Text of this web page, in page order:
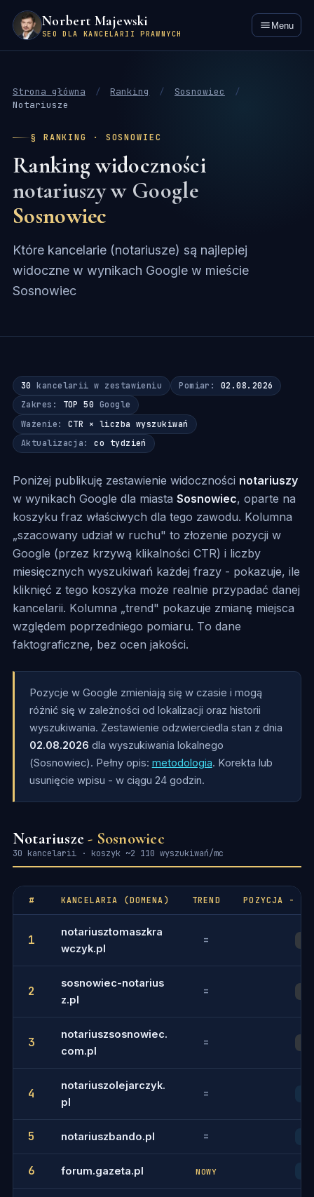
Norbert Majewski
SEO DLA KANCELARII PRAWNYCH
Menu
Strona główna / Ranking / Sosnowiec
/
Notariusze
§ RANKING · SOSNOWIEC
Ranking widoczności
notariuszy w Google
Sosnowiec
Które kancelarie (notariusze) są najlepiej
widoczne w wynikach Google w mieście
Sosnowiec
30 kancelarii w zestawieniu Pomiar: 02.08.2026
Zakres: TOP 50 Google
Ważenie: CTR × liczba wyszukiwań
Aktualizacja:co tydzień
Poniżej publikuję zestawienie widoczności notariuszy
w wynikach Google dla miasta Sosnowiec, oparte na
koszyku fraz właściwych dla tego zawodu. Kolumna
„szacowany udział w ruchu" to złożenie pozycji w
Google (przez krzywą klikalności CTR) i liczby
miesięcznych wyszukiwań każdej frazy - pokazuje, ile
kliknięć z tego koszyka może realnie przypadać danej
kancelarii. Kolumna „trend" pokazuje zmianę miejsca
względem poprzedniego pomiaru. To dane
faktograficzne, bez ocen jakości.
Pozycje w Google zmieniają się w czasie i mogą
różnić się w zależności od lokalizacji oraz historii
wyszukiwania. Zestawienie odzwierciedla stan z dnia
02.08.2026 dla wyszukiwania lokalnego
(Sosnowiec). Pełny opis: metodologia. Korekta lub
usunięcie wpisu - w ciągu 24 godzin.
Notariusze- Sosnowiec
30 kancelarii · koszyk ~2 110 wyszukiwań/mc
# KANCELARIA (DOMENA) TREND POZYCJA -
1
notariusztomaszkra
wczyk.pl
=
2
sosnowiec-notarius
z.pl
=
3
notariuszsosnowiec.
com.pl
=
4
notariuszolejarczyk.
pl
=
5 notariuszbando.pl =
6 forum.gazeta.pl NOWY